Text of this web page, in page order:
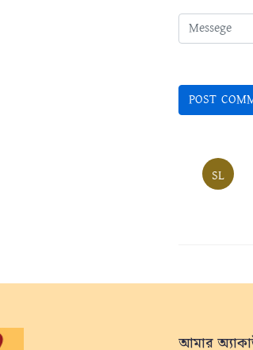
SL
আমার